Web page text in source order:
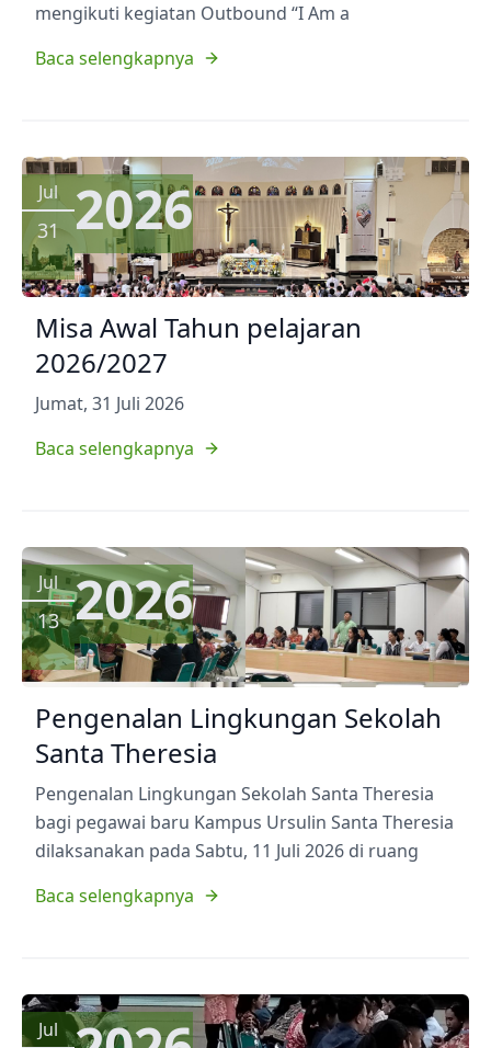
mengikuti kegiatan Outbound “I Am a
Baca selengkapnya
Jul
31 2026
Misa Awal Tahun pelajaran
2026/2027
Jumat, 31 Juli 2026
Baca selengkapnya
Jul
13 2026
Pengenalan Lingkungan Sekolah
Santa Theresia
Pengenalan Lingkungan Sekolah Santa Theresia
bagi pegawai baru Kampus Ursulin Santa Theresia
dilaksanakan pada Sabtu, 11 Juli 2026 di ruang
Baca selengkapnya
Jul